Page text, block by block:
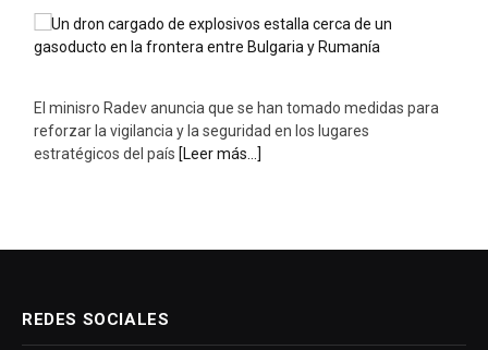
El minisro Radev anuncia que se han tomado medidas para
reforzar la vigilancia y la seguridad en los lugares
estratégicos del país [Leer más...]
REDES SOCIALES